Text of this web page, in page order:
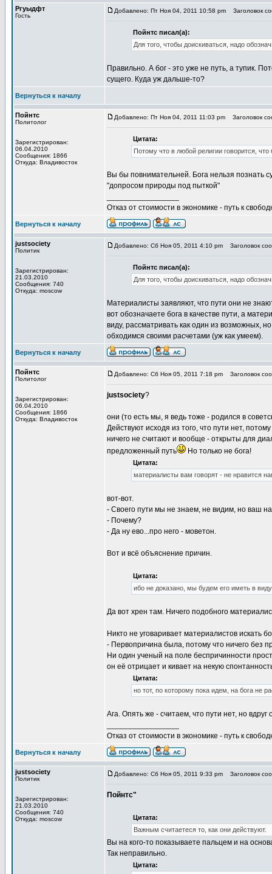
Ргуыдфт
Гость
Добавлено: Пт Ноя 04, 2011 10:58 pm Заголовок
Пойнтс писал(а):
Для того, чтобы доискиваться, надо
Правильно. А бог - это уже не путь, а тупик.
сущего. Куда уж дальше-то?
Вернуться к началу
Пойнтс
Политолог
Зарегистрирован:
06.04.2010
Сообщения: 1866
Откуда: Владивосток
Добавлено: Пт Ноя 04, 2011 11:03 pm Заголовок
Цитата:
Потому что в любой религии говорится,
Вы бы повнимательней. Бога нельзя познать
"допросом природы под пыткой"
Отказ от стоимости в экономике - путь к
Вернуться к началу
justsociety
Политик
Зарегистрирован:
21.03.2010
Сообщения: 740
Откуда: moscow
Добавлено: Сб Ноя 05, 2011 4:10 pm Заголовок
Пойнтс писал(а):
Для того, чтобы доискиваться, надо
Материалисты заявляют, что пути они не
вот обозначаете бога в качестве пути, а
виду, рассматривать как один из возможных,
обходимся своими расчетами (уж как умеем).
Вернуться к началу
Пойнтс
Политолог
Зарегистрирован:
06.04.2010
Сообщения: 1866
Откуда: Владивосток
Добавлено: Сб Ноя 05, 2011 7:18 pm Заголовок
justsociety?
они (то есть мы, я ведь тоже - родился в
Действуют исходя из того, что пути нет,
ничего не считают и вообще - открыты для
предложенный путь
Но только не бога!
Цитата:
материалисты вам говорят - не нравится
вот-вот.
- Своего пути мы не знаем, не видим, но ваш
- Почему?
- Да ну ево...про него - моветон.
Вот и всё объяснение причин.
Цитата:
ибо не доказано, мы будем его иметь в
Да вот хрен там. Ничего подобного
Никто не уговаривает материалистов искать
- Первопричина была, потому что ничего без
Ни один ученый на поле беспричинности
он её отрицает и кивает на некую
Цитата:
но тот, по которому пока идем, на бога не
Ага. Опять же - считаем, что пути нет, но
Отказ от стоимости в экономике - путь к
Вернуться к началу
justsociety
Политик
Зарегистрирован:
21.03.2010
Сообщения: 740
Откуда: moscow
Добавлено: Сб Ноя 05, 2011 9:33 pm Заголовок
Пойнтс"
Цитата:
Важным считаетеся то, как они действуют.
Вы на кого-то показываете пальцем и на
Так неправильно.
Цитата: